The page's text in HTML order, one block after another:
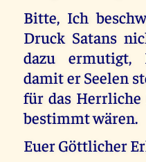
Bitte, Ich
Druck Satans
dazu ermutigt,
damit er Seelen
für das Herrliche
bestimmt wären.
Euer Göttlicher